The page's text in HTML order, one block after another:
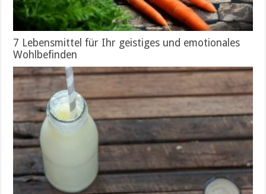
7 Lebensmittel für Ihr geistiges und emotionales
Wohlbefinden